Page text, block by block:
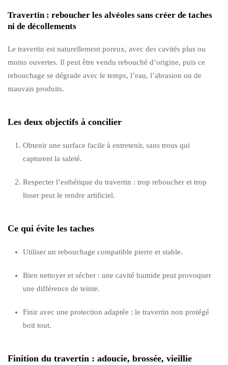
Travertin : reboucher les alvéoles sans créer de taches
ni de décollements
Le travertin est naturellement poreux, avec des cavités plus ou
moins ouvertes. Il peut être vendu rebouché d’origine, puis ce
rebouchage se dégrade avec le temps, l’eau, l’abrasion ou de
mauvais produits.
Les deux objectifs à concilier
Obtenir une surface facile à entretenir, sans trous qui
capturent la saleté.
Respecter l’esthétique du travertin : trop reboucher et trop
lisser peut le rendre artificiel.
Ce qui évite les taches
Utiliser un rebouchage compatible pierre et stable.
Bien nettoyer et sécher : une cavité humide peut provoquer
une différence de teinte.
Finir avec une protection adaptée : le travertin non protégé
boit tout.
Finition du travertin : adoucie, brossée, vieillie